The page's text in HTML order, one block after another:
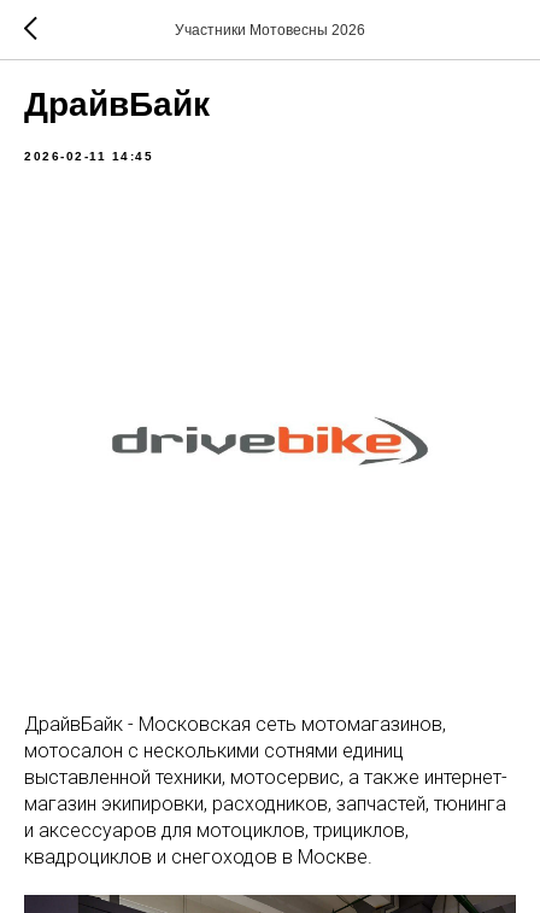
Участники Мотовесны 2026
ДрайвБайк
2026-02-11 14:45
ДрайвБайк - Московская сеть мотомагазинов,
мотосалон с несколькими сотнями единиц
выставленной техники, мотосервис, а также интернет-
магазин экипировки, расходников, запчастей, тюнинга
и аксессуаров для мотоциклов, трициклов,
квадроциклов и снегоходов в Москве.